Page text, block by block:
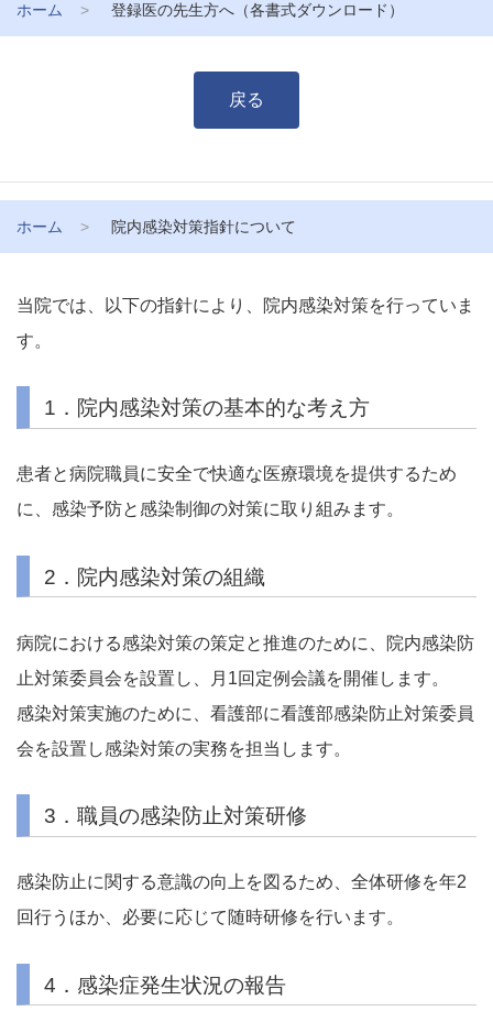
ホーム 登録医の先生方へ（各書式ダウンロード）
戻る
ホーム 院内感染対策指針について
当院では、以下の指針により、院内感染対策を行っていま
す。
1．院内感染対策の基本的な考え方
患者と病院職員に安全で快適な医療環境を提供するため
に、感染予防と感染制御の対策に取り組みます。
2．院内感染対策の組織
病院における感染対策の策定と推進のために、院内感染防
止対策委員会を設置し、月1回定例会議を開催します。
感染対策実施のために、看護部に看護部感染防止対策委員
会を設置し感染対策の実務を担当します。
3．職員の感染防止対策研修
感染防止に関する意識の向上を図るため、全体研修を年2
回行うほか、必要に応じて随時研修を行います。
4．感染症発生状況の報告